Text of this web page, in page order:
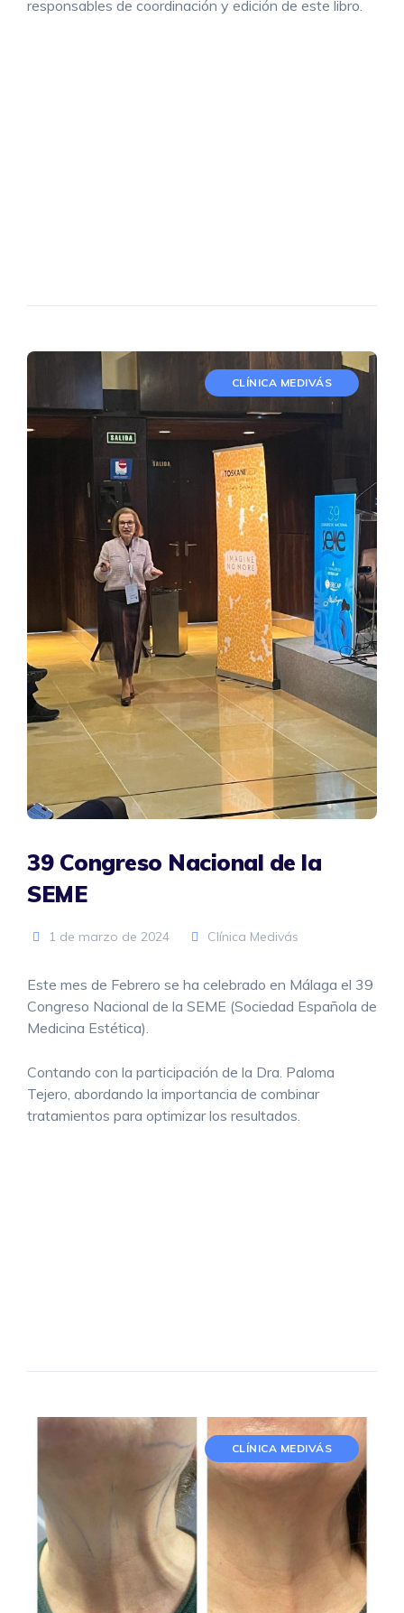
responsables de coordinación y edición de este libro.
CLÍNICA MEDIVÁS
39 Congreso Nacional de la
SEME
1 de marzo de 2024 Clínica Medivás
Este mes de Febrero se ha celebrado en Málaga el 39
Congreso Nacional de la SEME (Sociedad Española de
Medicina Estética).
Contando con la participación de la Dra. Paloma
Tejero, abordando la importancia de combinar
tratamientos para optimizar los resultados.
CLÍNICA MEDIVÁS